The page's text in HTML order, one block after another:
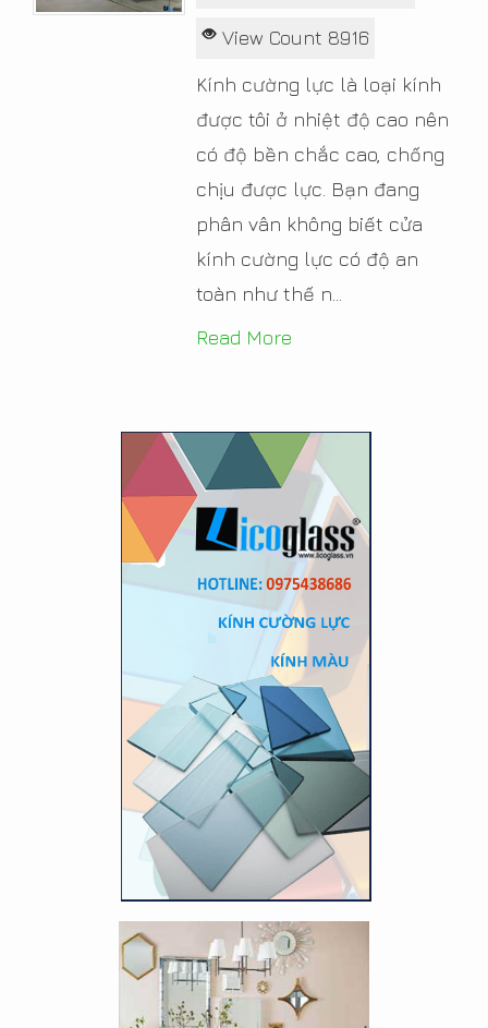
View Count 8916
Kính cường lực là loại kính
được tôi ở nhiệt độ cao nên
có độ bền chắc cao, chống
chịu được lực. Bạn đang
phân vân không biết cửa
kính cường lực có độ an
toàn như thế n...
Read More
16/01/2017 2:34:00 CH
View Count 8983
Kính màu ốp bếp đang là xu
hướng trang trí nhà bếp
hiện nay. Với kính màu ốp
bếp không gian nhà bếp
của bạn sẽ thêm sang
trọng, ấm cúng và thêm sắc
xuân trong không gian nhà.
Read More
Thi công lắp đặt vách kính
cường lực
14/01/2017 2:27:00 CH
View Count 12511
Vách kính cường lực hay